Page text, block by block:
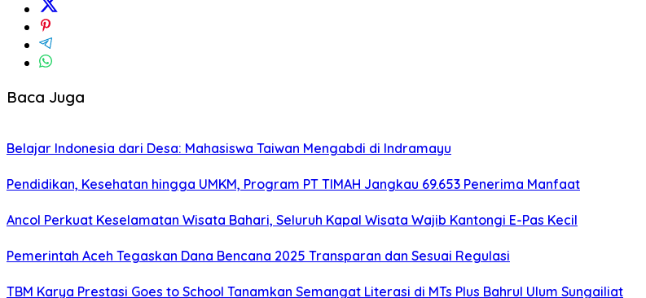
Baca Juga
Belajar Indonesia dari Desa: Mahasiswa Taiwan Mengabdi di Indramayu
Pendidikan, Kesehatan hingga UMKM, Program PT TIMAH Jangkau 69.653 Penerima Manfaat
Ancol Perkuat Keselamatan Wisata Bahari, Seluruh Kapal Wisata Wajib Kantongi E-Pas Kecil
Pemerintah Aceh Tegaskan Dana Bencana 2025 Transparan dan Sesuai Regulasi
TBM Karya Prestasi Goes to School Tanamkan Semangat Literasi di MTs Plus Bahrul Ulum Sungailiat